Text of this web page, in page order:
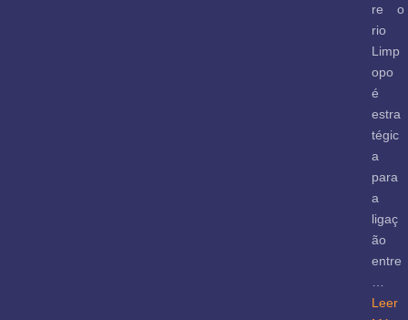
re o
rio
Limp
opo
é
estra
tégic
a
para
a
ligaç
ão
entre
Leer